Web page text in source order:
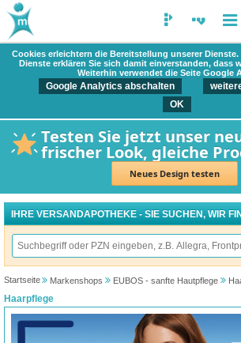
Cookies erleichtern die Bereitstellung unserer
Dienste erklären Sie sich damit einverstanden, dass
Weiterhin verwendet die Seite Google
Google Analytics abschalten
OK
Testen Sie jetzt unser
frischer Look, gleiche
Neues Design testen
IHRE VERSANDAPOTHEKE - SIE SUCHEN, WIR
Startseite Markenshops EUBOS - sanfte Hautpflege
Haarpflege